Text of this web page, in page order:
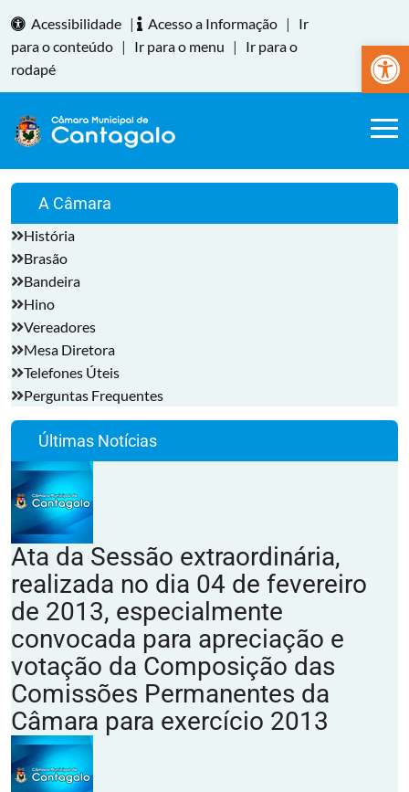
Abrir
Acessibilidade | Acesso a Informação |
Ir
para o conteúdo | Ir para o menu |
Ir para o
rodapé
A Câmara
História
Brasão
Bandeira
Hino
Vereadores
Mesa Diretora
Telefones Úteis
Perguntas Frequentes
Últimas Notícias
Ata da Sessão extraordinária,
realizada no dia 04 de fevereiro
de 2013, especialmente
convocada para apreciação e
votação da Composição das
Comissões Permanentes da
Câmara para exercício 2013